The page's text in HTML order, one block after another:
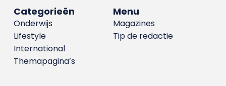
Menu
Magazines
Tip de redactie
Categorieën
Onderwijs
Lifestyle
International
Themapagina’s